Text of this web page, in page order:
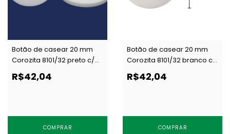
Botão de casear 20 mm
Corozita 8101/32 preto c/
144 un
R$42,04
COMPRAR
Botão de casear 20 mm
Corozita 8101/32 branco c/
144 un
R$42,04
COMPRAR